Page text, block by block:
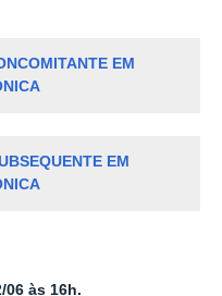
EM
EM
às 16h.